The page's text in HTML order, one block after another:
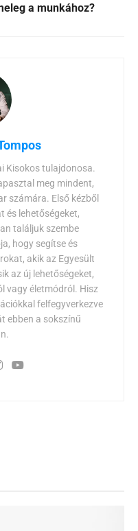
a munkához?
Kisokos tulajdonosa.
meg mindent,
számára. Első kézből
és lehetőségeket,
találjuk szembe
hogy segítse és
akik az Egyesült
az új lehetőségeket,
vagy életmódról. Hisz
felfegyverkezve
ebben a sokszínű